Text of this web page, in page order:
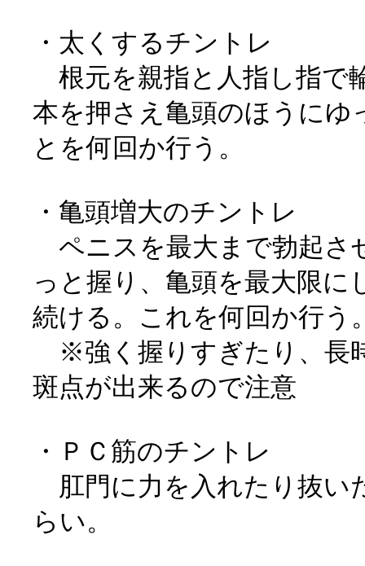
・太くするチントレ
根元を親指と人指し指で
本を押さえ亀頭のほうにゆ
とを何回か行う。
・亀頭増大のチントレ
ペニスを最大まで勃起さ
っと握り、亀頭を最大限に
続ける。これを何回か行う
※強く握りすぎたり、長
斑点が出来るので注意
・ＰＣ筋のチントレ
肛門に力を入れたり抜い
らい。